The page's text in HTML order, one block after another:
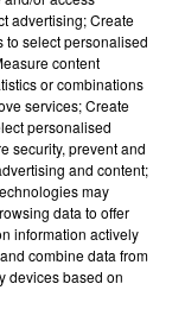
advertising; Create
to select personalised
content
or combinations
services; Create
personalised
security, prevent and
and content;
may
data to offer
information actively
combine data from
devices based on